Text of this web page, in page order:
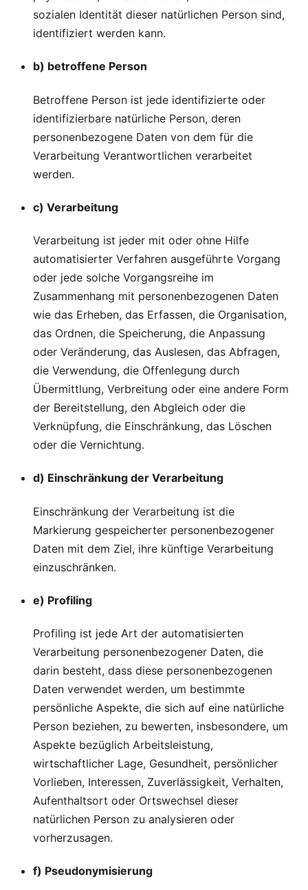
sozialen Identität dieser natürlichen Person sind,
identifiziert werden kann.
b) betroffene Person
Betroffene Person ist jede identifizierte oder
identifizierbare natürliche Person, deren
personenbezogene Daten von dem für die
Verarbeitung Verantwortlichen verarbeitet
werden.
c) Verarbeitung
Verarbeitung ist jeder mit oder ohne Hilfe
automatisierter Verfahren ausgeführte Vorgang
oder jede solche Vorgangsreihe im
Zusammenhang mit personenbezogenen Daten
wie das Erheben, das Erfassen, die Organisation,
das Ordnen, die Speicherung, die Anpassung
oder Veränderung, das Auslesen, das Abfragen,
die Verwendung, die Offenlegung durch
Übermittlung, Verbreitung oder eine andere Form
der Bereitstellung, den Abgleich oder die
Verknüpfung, die Einschränkung, das Löschen
oder die Vernichtung.
d) Einschränkung der Verarbeitung
Einschränkung der Verarbeitung ist die
Markierung gespeicherter personenbezogener
Daten mit dem Ziel, ihre künftige Verarbeitung
einzuschränken.
e) Profiling
Profiling ist jede Art der automatisierten
Verarbeitung personenbezogener Daten, die
darin besteht, dass diese personenbezogenen
Daten verwendet werden, um bestimmte
persönliche Aspekte, die sich auf eine natürliche
Person beziehen, zu bewerten, insbesondere, um
Aspekte bezüglich Arbeitsleistung,
wirtschaftlicher Lage, Gesundheit, persönlicher
Vorlieben, Interessen, Zuverlässigkeit, Verhalten,
Aufenthaltsort oder Ortswechsel dieser
natürlichen Person zu analysieren oder
vorherzusagen.
f) Pseudonymisierung